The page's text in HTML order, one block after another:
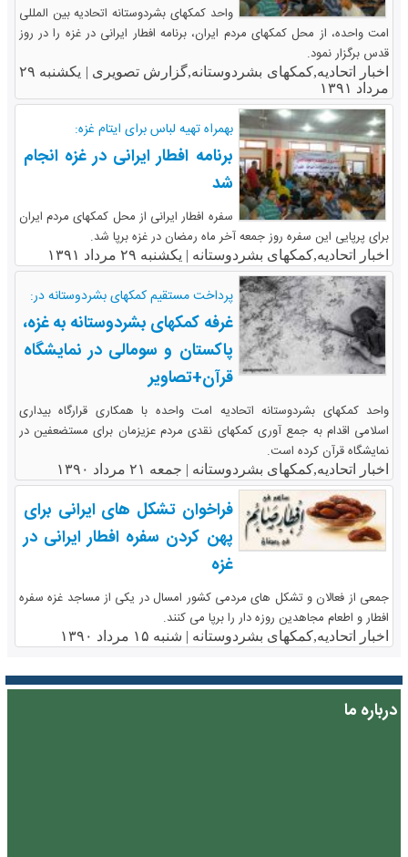
واحد کمکهای بشردوستانه اتحادیه بین المللی
امت واحده، از محل کمکهای مردم ایران، برنامه افطار ایرانی در غزه را در روز
قدس برگزار نمود.
اخبار اتحادیه,کمکهای بشردوستانه,گزارش تصویری |
یکشنبه ۲۹
مرداد ۱۳۹۱
بهمراه تهیه لباس برای ایتام غزه:
برنامه افطار ایرانی در غزه انجام
شد
سفره افطار ایرانی از محل کمکهای مردم ایران
برای پرپایی این سفره روز جمعه آخر ماه رمضان در غزه برپا شد.
اخبار اتحادیه,کمکهای بشردوستانه | یکشنبه ۲۹ مرداد ۱۳۹۱
پرداخت مستقیم کمکهای بشردوستانه در:
غرفه کمکهای بشردوستانه به غزه،
پاکستان و سومالی در نمایشگاه
قرآن+تصاویر
واحد کمکهای بشردوستانه اتحادیه امت واحده با همکاری قرارگاه بیداری
اسلامی اقدام به جمع آوری کمکهای نقدی مردم عزیزمان برای مستضعفین در
نمایشگاه قرآن کرده است.
اخبار اتحادیه,کمکهای بشردوستانه | جمعه ۲۱ مرداد ۱۳۹۰
فراخوان تشکل های ایرانی برای
پهن کردن سفره افطار ایرانی در
غزه
جمعی از فعالان و تشکل های مردمی کشور امسال در یکی از مساجد غزه سفره
افطار و اطعام مجاهدین روزه دار را برپا می کنند.
اخبار اتحادیه,کمکهای بشردوستانه | شنبه ۱۵ مرداد ۱۳۹۰
درباره ما